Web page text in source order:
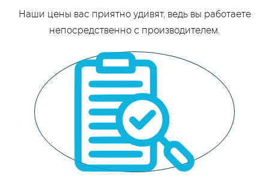
Наши цены вас приятно удивят, ведь вы работаете
непосредственно с производителем.